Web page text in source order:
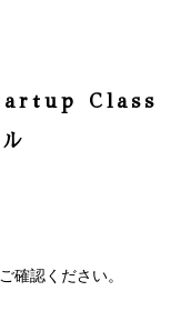
Class
確認ください。